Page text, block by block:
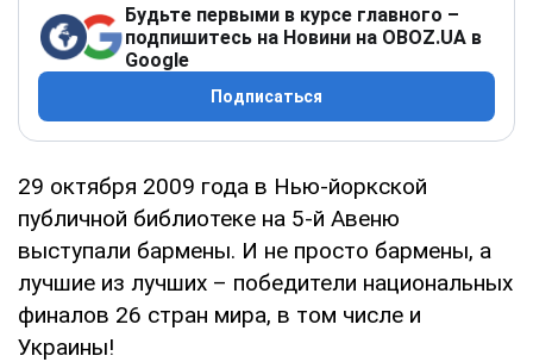
Будьте первыми в курсе главного –
подпишитесь на Новини на OBOZ.UA в
Google
Подписаться
29 октября 2009 года в Нью-йоркской
публичной библиотеке на 5-й Авеню
выступали бармены. И не просто бармены, а
лучшие из лучших – победители национальных
финалов 26 стран мира, в том числе и
Украины!